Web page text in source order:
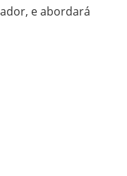
e abordará